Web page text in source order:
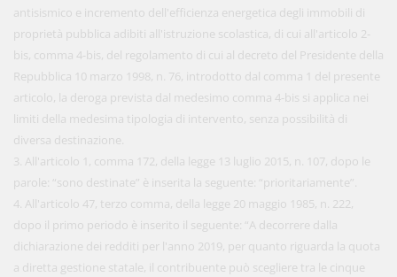
antisismico e incremento dell'efficienza energetica degli immobili di
proprietà pubblica adibiti all'istruzione scolastica, di cui all'articolo 2-
bis, comma 4-bis, del regolamento di cui al decreto del Presidente della
Repubblica 10 marzo 1998, n. 76, introdotto dal comma 1 del presente
articolo, la deroga prevista dal medesimo comma 4-bis si applica nei
limiti della medesima tipologia di intervento, senza possibilità di
diversa destinazione.
3. All'articolo 1, comma 172, della legge 13 luglio 2015, n. 107, dopo le
parole: “sono destinate” è inserita la seguente: “prioritariamente”.
4. All'articolo 47, terzo comma, della legge 20 maggio 1985, n. 222,
dopo il primo periodo è inserito il seguente: “A decorrere dalla
dichiarazione dei redditi per l'anno 2019, per quanto riguarda la quota
a diretta gestione statale, il contribuente può scegliere tra le cinque